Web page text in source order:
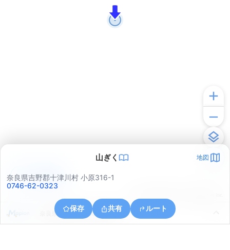
山ぎく 地図
奈良県吉野郡十津川村 小原316-1
0746-62-0323
保存 共有 ルート
奈良県吉野郡十津川村湯之原
アプリで見る